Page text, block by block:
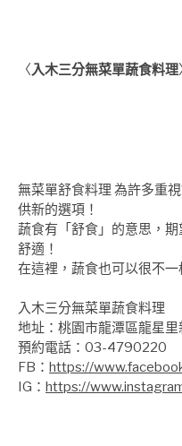
〈入木三分無菜單蔬食料理
無菜單舒食料理 為許多重
供新的選項！
蔬食有「舒食」的意思，
舒適！
在這裡，蔬食也可以很不一
入木三分無菜單蔬食料理
地址： 桃園市龍潭區龍星
預約電話：03-4790220
FB： https://
IG： https://